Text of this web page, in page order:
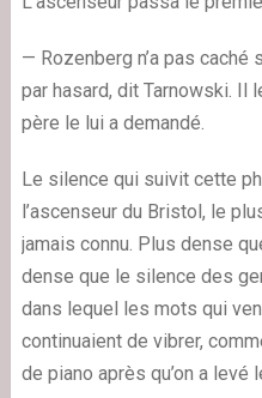
— Rozenberg n’a pas
par hasard, dit Tarnowski. Il
père le lui a demandé.
Le silence qui suivit cette
l’ascenseur du Bristol, le
jamais connu. Plus dense
dense que le silence des
dans lequel les mots qui
continuaient de vibrer,
de piano après qu’on a